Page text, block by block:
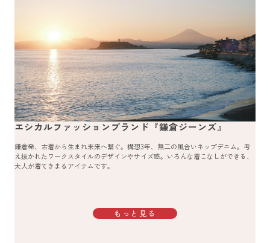
エシカルファッションブランド『鎌倉ジーンズ』
鎌倉発、古着から生まれ未来へ繋ぐ。構想3年、無二の風合いネップデニム。考
え抜かれたワークスタイルのデザインやサイズ感。いろんな着こなしができる、
大人が着てきまるアイテムです。
もっと見る